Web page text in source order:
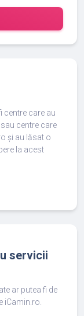
centre care au
centre care
și au lăsat o
la acest
servicii
ar putea fi de
iCamin.ro.